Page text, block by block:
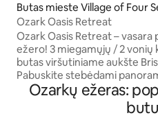
Butas mieste Village of Four
sons
Ozark Oasis Retreat
Ozark Oasis Retreat – vasara
ežero! 3 miegamųjų / 2 vonių kambarių
butas viršutiniame aukšte
Pabuskite stebėdami
saulėtekius virš ežero,
plaukdami laivu (yra priplauka),
maudydamiesi pakrantės
Ozarkų ežeras: